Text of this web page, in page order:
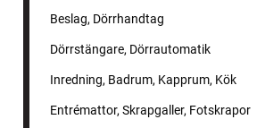
Beslag, Dörrhandtag
Dörrstängare, Dörrautomatik
Inredning, Badrum, Kapprum, Kök
Entrémattor, Skrapgaller, Fotskrapor